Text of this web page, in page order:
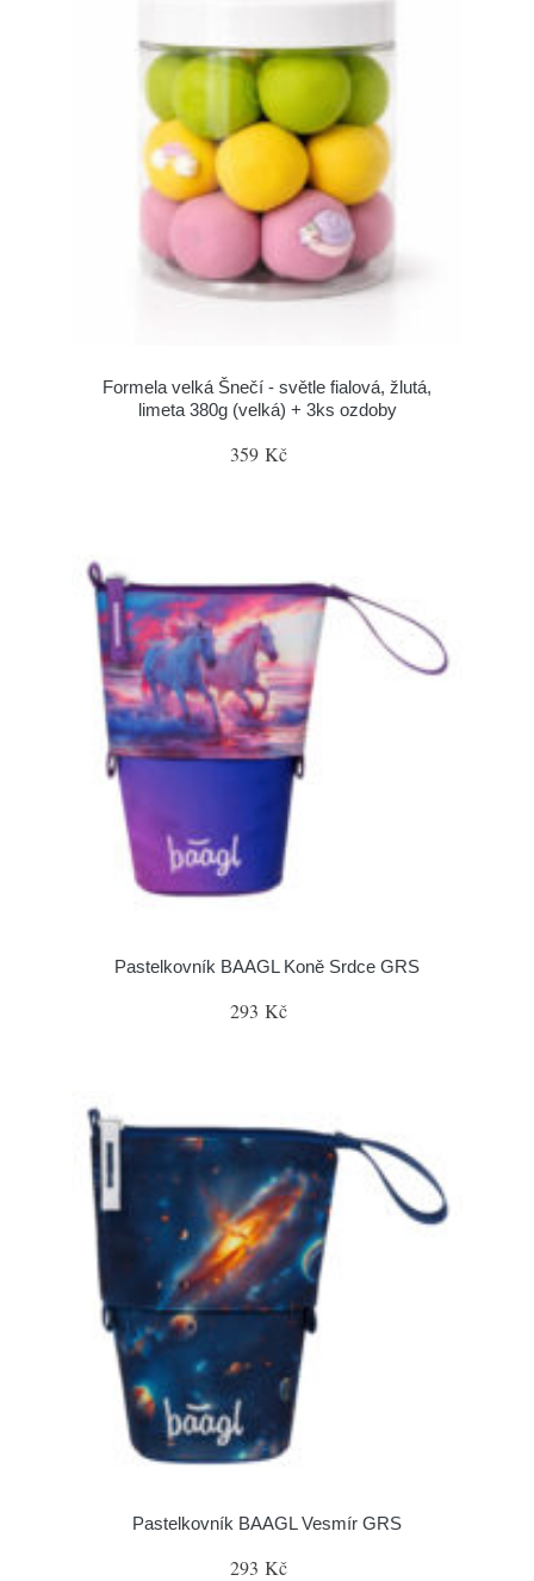
Formela velká Šnečí - světle fialová, žlutá,
limeta 380g (velká) + 3ks ozdoby
359 Kč
Pastelkovník BAAGL Koně Srdce GRS
293 Kč
Pastelkovník BAAGL Vesmír GRS
293 Kč